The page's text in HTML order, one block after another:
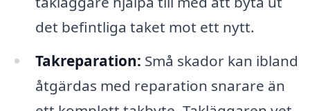
det befintliga taket mot ett nytt.
Takreparation: Små skador kan ibland
åtgärdas med reparation snarare än